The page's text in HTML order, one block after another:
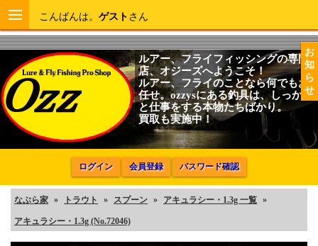
お
知
ら
せ
こんばんは。 ゲスト さん
ルアー、フライフィッシングの専門
店、オジーズへようこそ！
ルアー、フライのことなら何でもお
任せ。ozzysにある釣具は、しっかり
と仕事をする本物たちばかり。
買取も実施中！
ログイン 会員登録 パスワード確認
なぶら家 » トラウト » スプーン » アキュラシー・1.3g 一覧 »
アキュラシー・1.3g (No.72046)